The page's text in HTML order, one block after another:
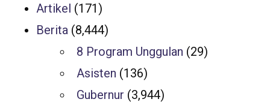
Artikel (171)
Berita (8,444)
8 Program Unggulan (29)
Asisten (136)
Gubernur (3,944)